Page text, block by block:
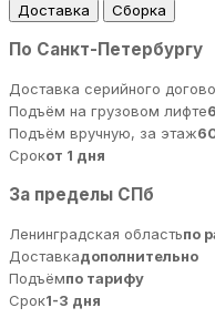
Доставка
Сборка
По Санкт-Петербургу
Доставка серийного
Подъём на грузовом лифте
Подъём вручную, за этаж
Срокот 1 дня
За пределы СПб
Ленинградская областьпо
Доставкадополнительно
Подъёмпо тарифу
Срок1-3 дня